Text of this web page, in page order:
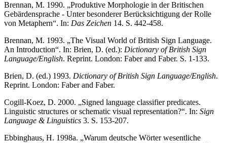
Brennan, M. 1990. „Produktive Morphologie in der Britischen
Gebärdensprache - Unter besonderer Berücksichtigung der Rolle
von Metaphern“. In: Das Zeichen 14. S. 442-458.
Brennan, M. 1993. „The Visual World of British Sign Language.
An Introduction“. In: Brien, D. (ed.): Dictionary of British Sign
Language/English. Reprint. London: Faber and Faber. S. 1-133.
Brien, D. (ed.) 1993. Dictionary of British Sign Language/English.
Reprint. London: Faber and Faber.
Cogill-Koez, D. 2000. „Signed language classifier predicates.
Linguistic structures or schematic visual representation?“. In: Sign
Language & Linguistics 3. S. 153-207.
Ebbinghaus, H. 1998a. „Warum deutsche Wörter wesentliche